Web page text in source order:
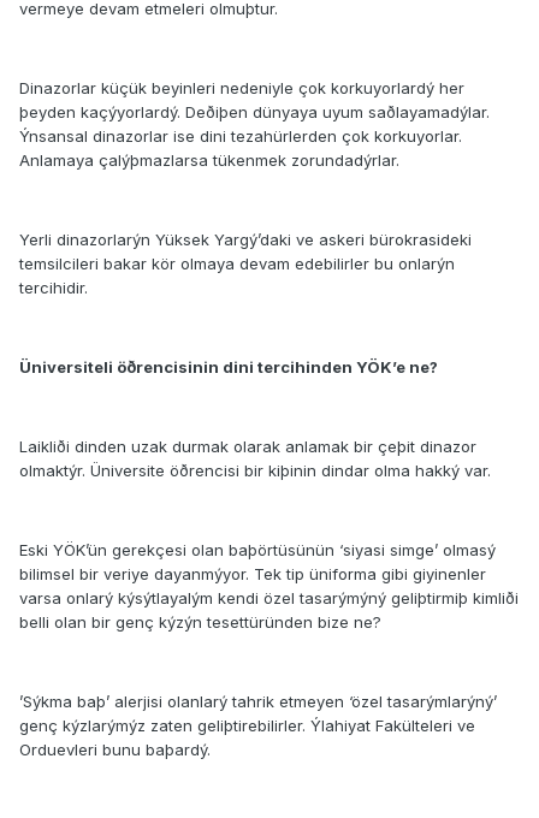
vermeye devam etmeleri olmuþtur.
Dinazorlar küçük beyinleri nedeniyle çok korkuyorlardý her
þeyden kaçýyorlardý. Deðiþen dünyaya uyum saðlayamadýlar.
Ýnsansal dinazorlar ise dini tezahürlerden çok korkuyorlar.
Anlamaya çalýþmazlarsa tükenmek zorundadýrlar.
Yerli dinazorlarýn Yüksek Yargý’daki ve askeri bürokrasideki
temsilcileri bakar kör olmaya devam edebilirler bu onlarýn
tercihidir.
Üniversiteli öðrencisinin dini tercihinden YÖK’e ne?
Laikliði dinden uzak durmak olarak anlamak bir çeþit dinazor
olmaktýr. Üniversite öðrencisi bir kiþinin dindar olma hakký var.
Eski YÖK’ün gerekçesi olan baþörtüsünün ‘siyasi simge’ olmasý
bilimsel bir veriye dayanmýyor. Tek tip üniforma gibi giyinenler
varsa onlarý kýsýtlayalým kendi özel tasarýmýný geliþtirmiþ kimliði
belli olan bir genç kýzýn tesettüründen bize ne?
’Sýkma baþ’ alerjisi olanlarý tahrik etmeyen ‘özel tasarýmlarýný’
genç kýzlarýmýz zaten geliþtirebilirler. Ýlahiyat Fakülteleri ve
Orduevleri bunu baþardý.